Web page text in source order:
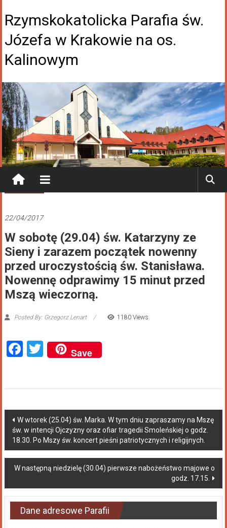
Rzymskokatolicka Parafia św.
Józefa w Krakowie na os.
Kalinowym
22/04/2017
W sobotę (29.04) św. Katarzyny ze
Sieny i zarazem początek nowenny
przed uroczystością św. Stanisława.
Nowennę odprawimy 15 minut przed
Mszą wieczorną.
Posted By: Grzegorz Lenart 1180 Views
Facebook
Twitter
Save
W wtorek (25.04) św. Marka. W tym dniu zapraszamy na Mszę
św. w intencji Ojczyzny oraz ofiar tragedii Smoleńskiej o godz.
18.30. Po Mszy św. koncert pieśni patriotycznych i religijnych.
W następną niedzielę (30.04) pierwsze nabożeństwo majowe o
godz. 17.15.
Dane adresowe Parafii